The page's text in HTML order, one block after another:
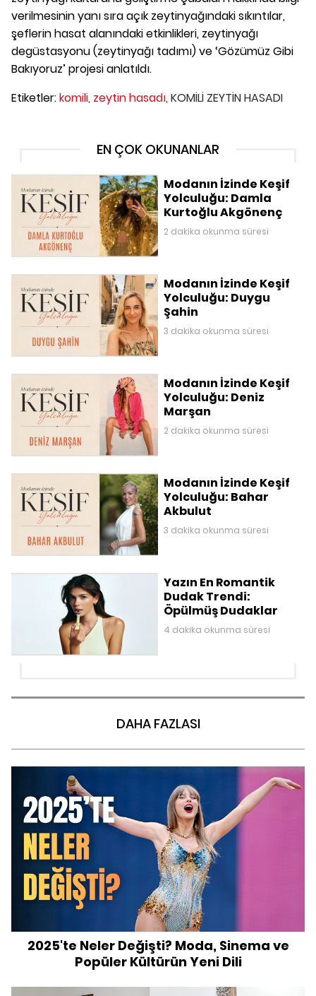
verilmesinin yanı sıra açık zeytinyağındaki sıkıntılar,
şeflerin hasat alanındaki etkinlikleri, zeytinyağı
degüstasyonu (zeytinyağı tadımı) ve ‘Gözümüz Gibi
Bakıyoruz’ projesi anlatıldı.
Etiketler:komili, zeytin hasadı,KOMİLİ ZEYTİN HASADI
EN ÇOK OKUNANLAR
Modanın İzinde Keşif
Yolculuğu: Damla
Kurtoğlu Akgönenç
2 dakika okunma süresi
Modanın İzinde Keşif
Yolculuğu: Duygu
Şahin
3 dakika okunma süresi
Modanın İzinde Keşif
Yolculuğu: Deniz
Marşan
2 dakika okunma süresi
Modanın İzinde Keşif
Yolculuğu: Bahar
Akbulut
3 dakika okunma süresi
Yazın En Romantik
Dudak Trendi:
Öpülmüş Dudaklar
4 dakika okunma süresi
DAHA FAZLASI
2025'te Neler Değişti? Moda, Sinema ve
Popüler Kültürün Yeni Dili